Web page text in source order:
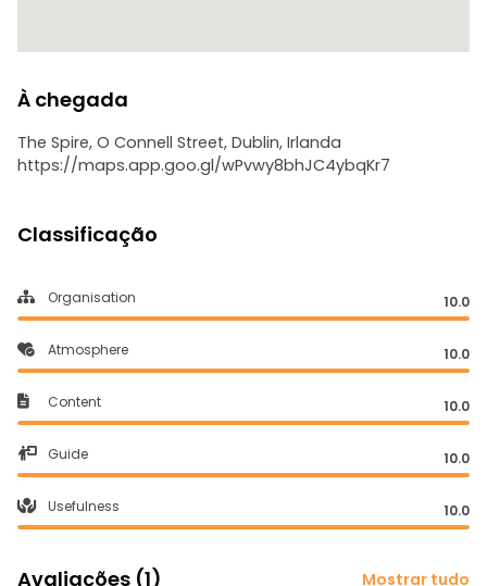
À chegada
The Spire, O Connell Street, Dublin, Irlanda
https://maps.app.goo.gl/wPvwy8bhJC4ybqKr7
Classificação
Organisation 10.0
Atmosphere 10.0
Content 10.0
Guide 10.0
Usefulness 10.0
Avaliações (1) Mostrar tudo